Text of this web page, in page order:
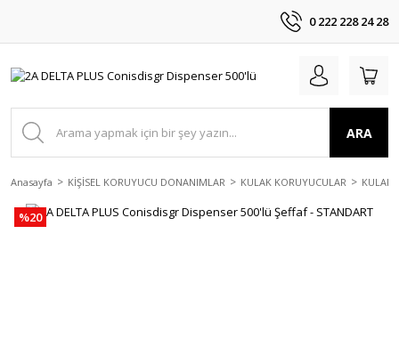
0 222 228 24 28
ARA
Anasayfa KİŞİSEL KORUYUCU DONANIMLAR KULAK KORUYUCULAR KULAK
%20